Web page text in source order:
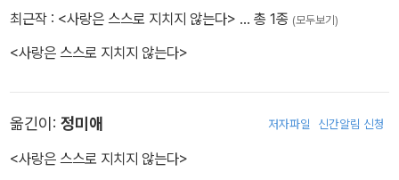
최근작 : <사랑은 스스로 지치지 않는다> … 총 1종 (모두보기)
<사랑은 스스로 지치지 않는다>
옮긴이: 정미애 저자파일 신간알림 신청
<사랑은 스스로 지치지 않는다>